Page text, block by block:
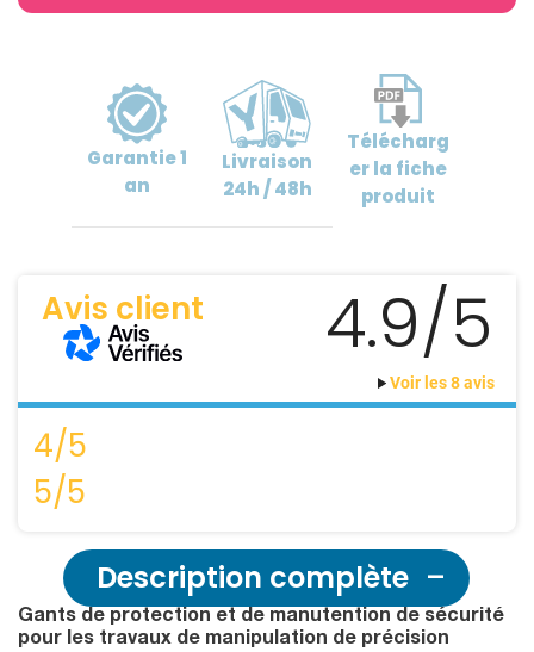
Garantie1
an
Livraison
24h / 48h
Télécharg
erla fiche
produit
Avis client 4.9/5
Voir les 8 avis
4/5
5/5
Description complète
Gants de protection et de manutention de sécurité
pour les travaux de manipulation de précision